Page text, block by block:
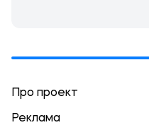
Про проект
Реклама